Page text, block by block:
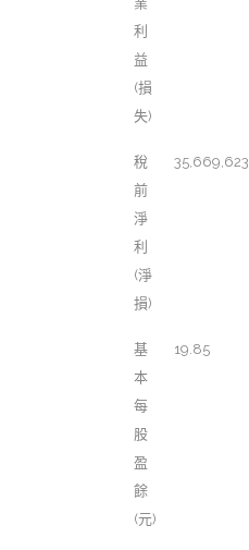
利
益
(損
失)
稅
前
淨
利
(淨
損)
35,669,623
基
本
每
股
盈
餘
(元)
19.85